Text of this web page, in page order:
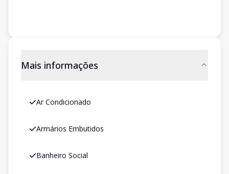
Mais informações
Ar Condicionado
Armários Embutidos
Banheiro Social